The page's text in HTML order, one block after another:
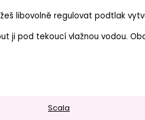
libovolně regulovat podtlak
ji pod tekoucí vlažnou vodou.
Scala